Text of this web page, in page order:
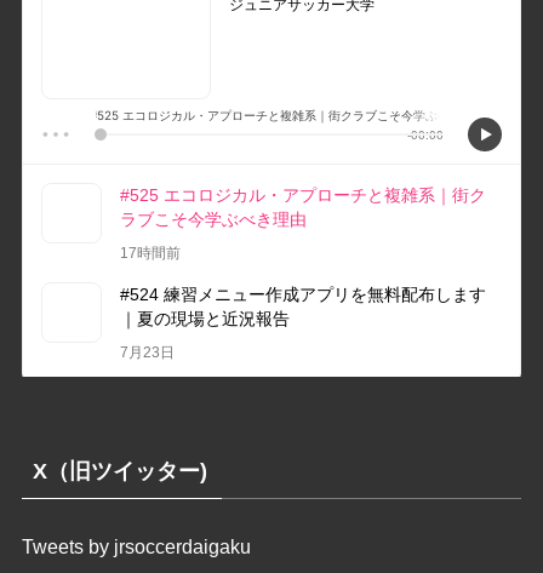
X（旧ツイッター)
Tweets by jrsoccerdaigaku